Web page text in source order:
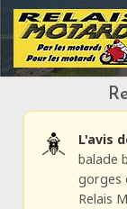
L'avis
balade
gorges
Relais